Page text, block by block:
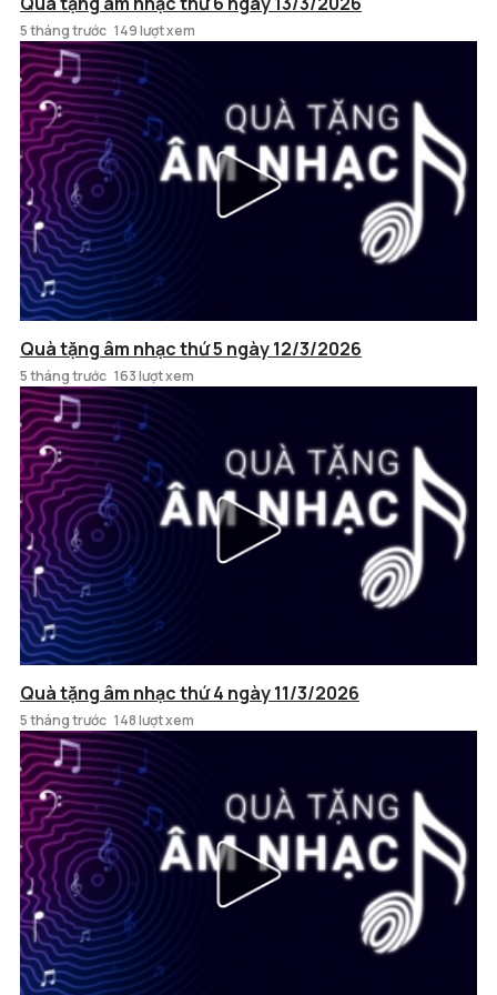
5 tháng trước 149 lượt xem
Quà tặng âm nhạc thứ 5 ngày 12/3/2026
5 tháng trước 163 lượt xem
Quà tặng âm nhạc thứ 4 ngày 11/3/2026
5 tháng trước 148 lượt xem